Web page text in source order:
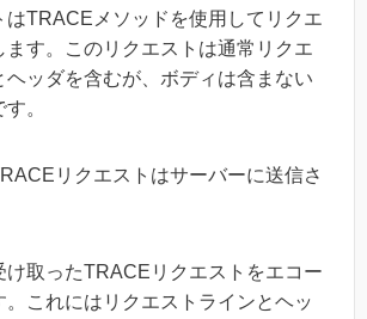
はTRACEメソッドを使用してリクエ
ます。このリクエストは通常リクエ
ヘッダを含むが、ボディは含まない
。
リクエストはサーバーに送信さ
け取ったTRACEリクエストをエコー
。これにはリクエストラインとヘッ